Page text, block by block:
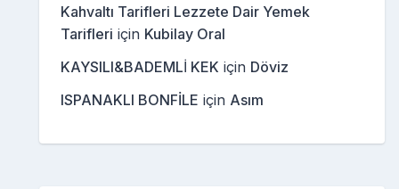
Kahvaltı Tarifleri Lezzete Dair Yemek
Tarifleri için Kubilay Oral
KAYSILI&BADEMLİ KEK için Döviz
ISPANAKLI BONFİLE için Asım